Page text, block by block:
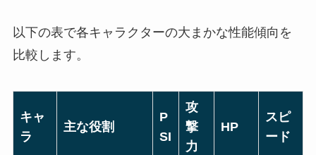
以下の表で各キャラクターの大まかな性能傾向を
比較します。
キャ
ラ
主な役割
P
SI
攻
撃
力
HP
スピ
ード